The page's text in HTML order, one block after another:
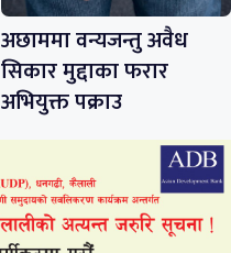
अछाममा वन्यजन्तु अवैध
सिकार मुद्दाका फरार
अभियुक्त पक्राउ